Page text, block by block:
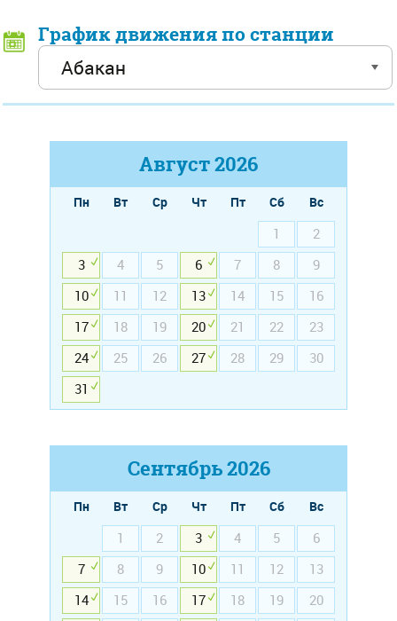
График движения по станции
Август2026
Пн Вт Ср Чт Пт Сб
Вс
1
2
3
4 5 6 7 8
9
10
11 12 13 14 15
16
17
18 19 20 21 22
23
24
25 26 27 28 29
30
31
Сентябрь2026
Пн Вт Ср Чт Пт Сб
Вс
1
2 3 4 5
6
7
8 9 10 11 12
13
14
15 16 17 18 19
20